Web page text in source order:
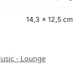
14,3 × 12,5 cm
- Lounge